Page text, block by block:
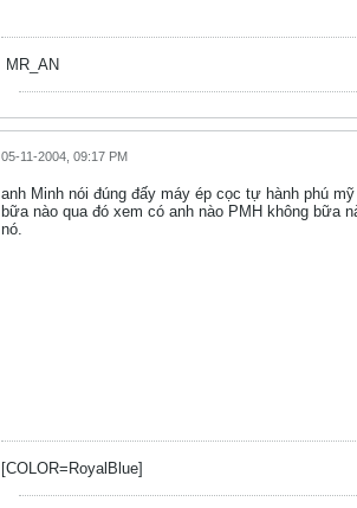
MR_AN
05-11-2004, 09:17 PM
anh Minh nói đúng đấy máy ép cọc tự hành phú
bữa nào qua đó xem có anh nào PMH không bữa
nó.
[COLOR=RoyalBlue]